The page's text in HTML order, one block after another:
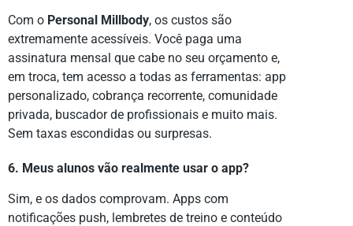
Com o Personal Millbody, os custos são
extremamente acessíveis. Você paga uma
assinatura mensal que cabe no seu orçamento e,
em troca, tem acesso a todas as ferramentas: app
personalizado, cobrança recorrente, comunidade
privada, buscador de profissionais e muito mais.
Sem taxas escondidas ou surpresas.
6. Meus alunos vão realmente usar o app?
Sim, e os dados comprovam. Apps com
notificações push, lembretes de treino e conteúdo